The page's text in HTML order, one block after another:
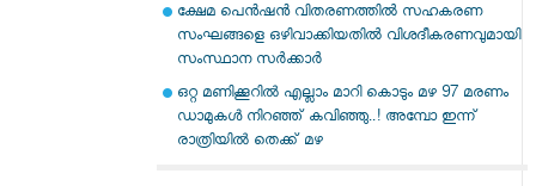
ക്ഷേമ പെന്‍ഷന്‍ വിതരണത്തില്‍ സഹകരണ
സംഘങ്ങളെ ഒഴിവാക്കിയതില്‍ വിശദീകരണവുമായി
സംസ്ഥാന സര്‍ക്കാര്‍
ഒറ്റ മണിക്കൂറിൽ എല്ലാം മാറി കൊടും മഴ 97 മരണം
ഡാമുകൾ നിറഞ്ഞ് കവിഞ്ഞു..! അമ്പോ ഇന്ന്
രാത്രിയിൽ തെക്ക് മഴ